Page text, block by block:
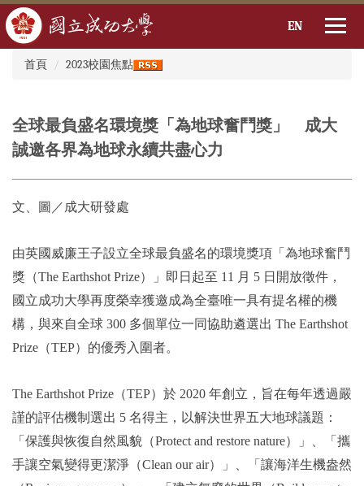
內
容
區
EN
:::
首頁
2023校園焦點
全球最負盛名環境獎「為地球奮鬥獎」 成大
誠邀各界為地球永續共盡心力
文、圖／成大研發處
由英國威廉王子設立全球最負盛名的環境獎項「為地球奮鬥
獎（The Earthshot Prize）」即日起至 11 月 5 日開放徵件，
國立成功大學再度榮幸獲邀成為全臺唯一具有提名權的機
構，與來自全球 300 多個單位一同協助遴選出 The Earthshot
Prize（TEP）的優秀入圍者。
The Earthshot Prize （TEP）於 2020 年創立，旨在每年透過嚴
謹的評估機制選出 5 名得主，以解決世界五大地球議題：
「保護與恢復自然風貌（Protect and restore nature）」、「攜
手讓空氣變得更潔淨（Clean our air）」、「讓海洋生機盎然